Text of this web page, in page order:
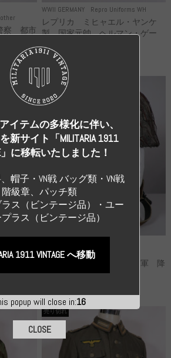
察 都市
ップ...
WWII GERMANY Repro Uniforms WH
レプリカ ミヒャエル・ヤンケ
製 国家元帥 ヘルマン・ゲー
リ...
¥55,000
歩
ップ ...
Repro Hat and Cap Luftwaffe
売り切れ
高品質レプリカ ドイツ空軍 降
下猟兵 ヘルメット
売り切れ
popup will close in:15
イテムの多様化に伴い、
新サイト「MILITARIA 1911
」に移転いたしました！
、帽子・VN戦 バッグ類・VN戦
階級章、パッチ類
ラス（ビンテージ品）・ユー
ラス（ビンテージ品）
1911 VINTAGE へ移動
CLOSE